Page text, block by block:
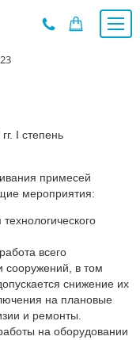
I степень
примесей
мероприятия:
всего
сооружений, в том
снижение их
на плановые
и ремонты.
на оборудовании